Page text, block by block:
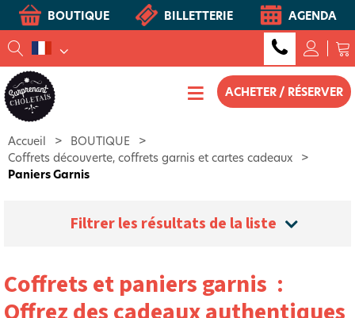
BOUTIQUE BILLETTERIE AGENDA
ACHETER / RÉSERVER
Accueil > BOUTIQUE
>
Coffrets découverte, coffrets garnis et cartes cadeaux
>
Paniers Garnis
Filtrer les résultats de la liste
Coffrets et paniers garnis :